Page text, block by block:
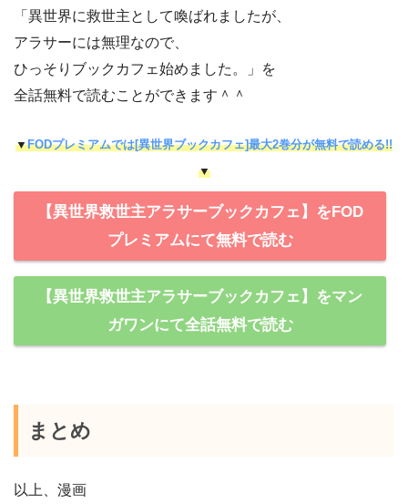
「異世界に救世主として喚ばれましたが、
アラサーには無理なので、
ひっそりブックカフェ始めました。」
を
全話無料で読むことができます＾＾
▼FODプレミアムでは[異世界ブックカフェ]最大2巻分が無料で読める!!
▼
【異世界救世主アラサーブックカフェ】をFOD
プレミアムにて無料で読む
【異世界救世主アラサーブックカフェ】をマン
ガワンにて全話無料で読む
まとめ
以上、漫画